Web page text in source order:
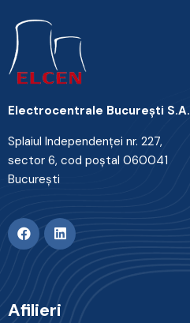
Electrocentrale Bucureşti S.A.
Splaiul Independenţei nr. 227,
sector 6, cod poştal 060041
Bucureşti
Afilieri